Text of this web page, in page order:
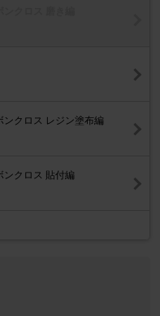
ンクロス レジン塗布編
ンクロス 貼付編